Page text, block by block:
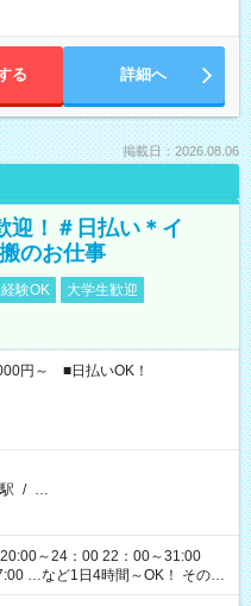
る 詳細へ
掲載日：2026.08.06
迎！＃日払い＊イ
のお仕事
験OK
大学生歓迎
円～ ■日払いOK！
/ …
～24：00 22：00～31:00
など1日4時間～OK！ その他
にご相談ください！